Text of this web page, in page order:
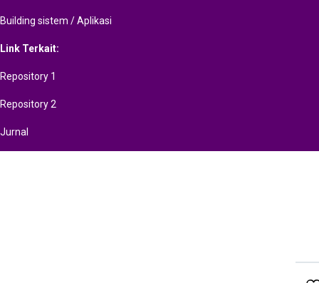
Building sistem / Aplikasi
Link Terkait:
Repository 1
Repository 2
Jurnal